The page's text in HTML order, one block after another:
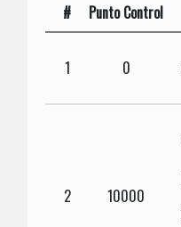
# Punto Control
1 0
2 10000